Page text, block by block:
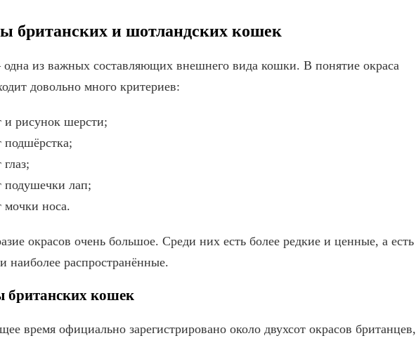
британских и шотландских кошек
из важных составляющих внешнего вида кошки. В понятие окраса
довольно много критериев:
и рисунок шерсти;
подшёрстка;
глаз;
подушечки лап;
мочки носа.
окрасов очень большое. Среди них есть более редкие и ценные, а есть
наиболее распространённые.
британских кошек
время официально зарегистрировано около двухсот окрасов британцев,